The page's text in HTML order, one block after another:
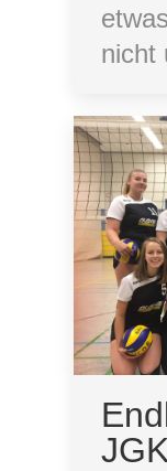
nicht